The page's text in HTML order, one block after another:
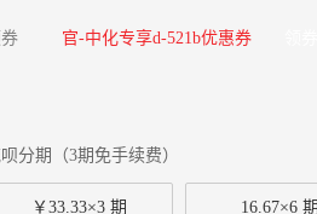
官-中化专享d-521b优惠券
分期（3期免手续费）
￥33.33×3 期
16.67×6 期